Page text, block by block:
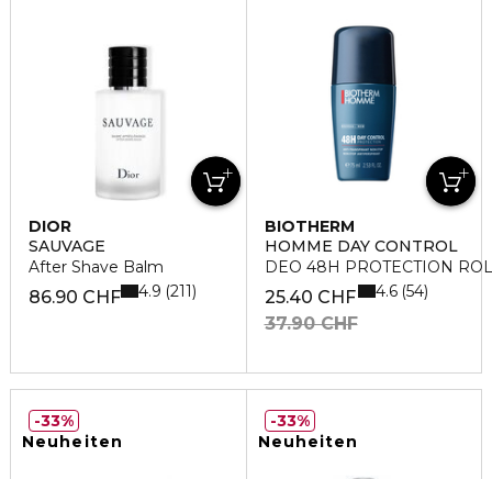
DIOR
SAUVAGE
After Shave Balm
86.90 CHF 4.9 211
BIOTHERM
HOMME DAY CONTROL
DEO 48H PROTECTION
25.40 CHF
37.90 CHF
4.6 54
Neuheiten
33%
Neuheiten
33%